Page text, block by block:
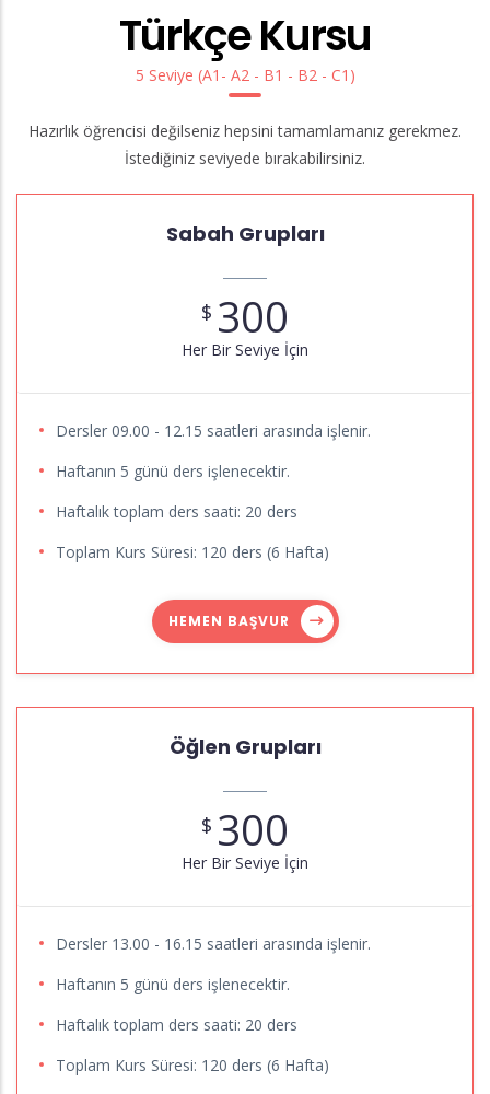
Türkçe Kursu
5 Seviye (A1- A2 - B1 - B2 - C1)
Hazırlık öğrencisi değilseniz hepsini tamamlamanız gerekmez.
İstediğiniz seviyede bırakabilirsiniz.
Sabah Grupları
$ 300
Her Bir Seviye İçin
Dersler 09.00 - 12.15 saatleri arasında işlenir.
Haftanın 5 günü ders işlenecektir.
Haftalık toplam ders saati: 20 ders
Toplam Kurs Süresi: 120 ders (6 Hafta)
HEMEN BAŞVUR
Öğlen Grupları
$ 300
Her Bir Seviye İçin
Dersler 13.00 - 16.15 saatleri arasında işlenir.
Haftanın 5 günü ders işlenecektir.
Haftalık toplam ders saati: 20 ders
Toplam Kurs Süresi: 120 ders (6 Hafta)